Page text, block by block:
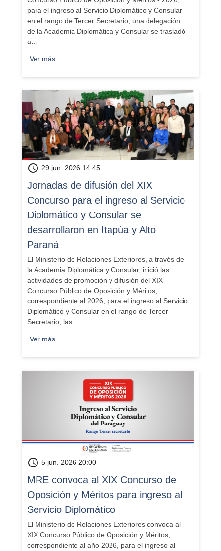
para el ingreso al Servicio Diplomático y Consular
en el rango de Tercer Secretario, una delegación
de la Academia Diplomática y Consular se trasladó
a…
Ver más
schedule 29 jun. 2026 14:45
Jornadas de difusión del XIX
Concurso para el ingreso al Servicio
Diplomático y Consular se
desarrollaron en Itapúa y Alto
Paraná
El Ministerio de Relaciones Exteriores, a través de
la Academia Diplomática y Consular, inició las
actividades de promoción y difusión del XIX
Concurso Público de Oposición y Méritos,
correspondiente al 2026, para el ingreso al Servicio
Diplomático y Consular en el rango de Tercer
Secretario, las…
Ver más
schedule 5 jun. 2026 20:00
MRE convoca al XIX Concurso de
Oposición y Méritos para ingreso al
Servicio Diplomático
El Ministerio de Relaciones Exteriores convoca al
XIX Concurso Público de Oposición y Méritos,
correspondiente al año 2026, para el ingreso al